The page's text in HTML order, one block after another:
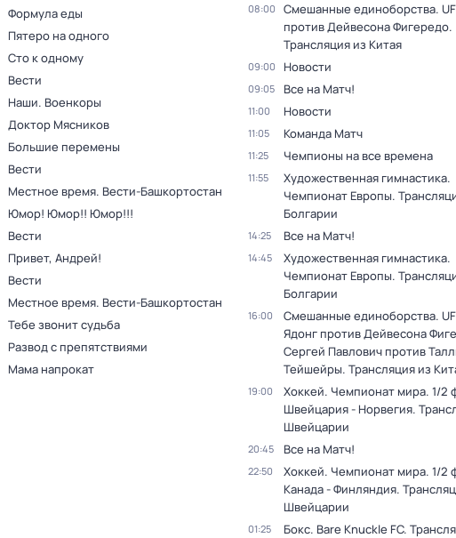
Формула еды
Пятеро на одного
Сто к одному
Вести
Наши. Военкоры
Доктор Мясников
Большие перемены
Вести
Местное время. Вести-Башкортостан
Юмор! Юмор!! Юмор!!!
Вести
Привет, Андрей!
Вести
Местное время. Вести-Башкортостан
Тебе звонит судьба
Развод с препятствиями
Мама напрокат
08:00
Смешанные единоборства.
против Дейвесона Фигередо.
Трансляция из Китая
09:00 Новости
09:05 Все на Матч!
11:00 Новости
11:05 Команда Матч
11:25 Чемпионы на все времена
11:55
Художественная гимнастика.
Чемпионат Европы.
Болгарии
14:25 Все на Матч!
14:45
Художественная гимнастика.
Чемпионат Европы.
Болгарии
16:00
Смешанные единоборства.
Ядонг против Дейвесона
Сергей Павлович против
Тейшейры. Трансляция из
19:00
Хоккей. Чемпионат мира. 1/2
Швейцария - Норвегия.
Швейцарии
20:45 Все на Матч!
22:50
Хоккей. Чемпионат мира. 1/2
Канада - Финляндия.
Швейцарии
01:25
Бокс. Bare Knuckle FC.